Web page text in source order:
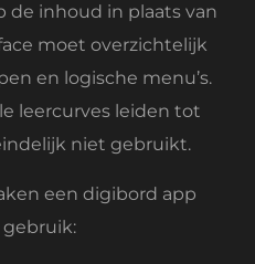
de inhoud in plaats van
moet overzichtelijk
en logische menu’s.
leercurves leiden tot
niet gebruikt.
een digibord app
gebruik: